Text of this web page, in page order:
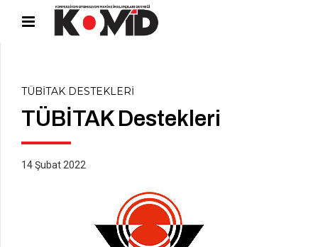
TÜBİTAK DESTEKLERI
TÜBİTAK Destekleri
14 Şubat 2022